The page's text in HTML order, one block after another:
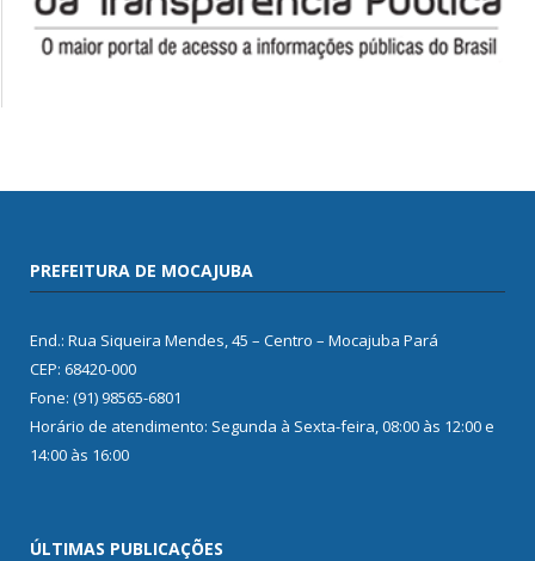
PREFEITURA DE MOCAJUBA
End.: Rua Siqueira Mendes, 45 – Centro – Mocajuba Pará
CEP: 68420-000
Fone: (91) 98565-6801
Horário de atendimento: Segunda à Sexta-feira, 08:00 às 12:00 e
14:00 às 16:00
ÚLTIMAS PUBLICAÇÕES